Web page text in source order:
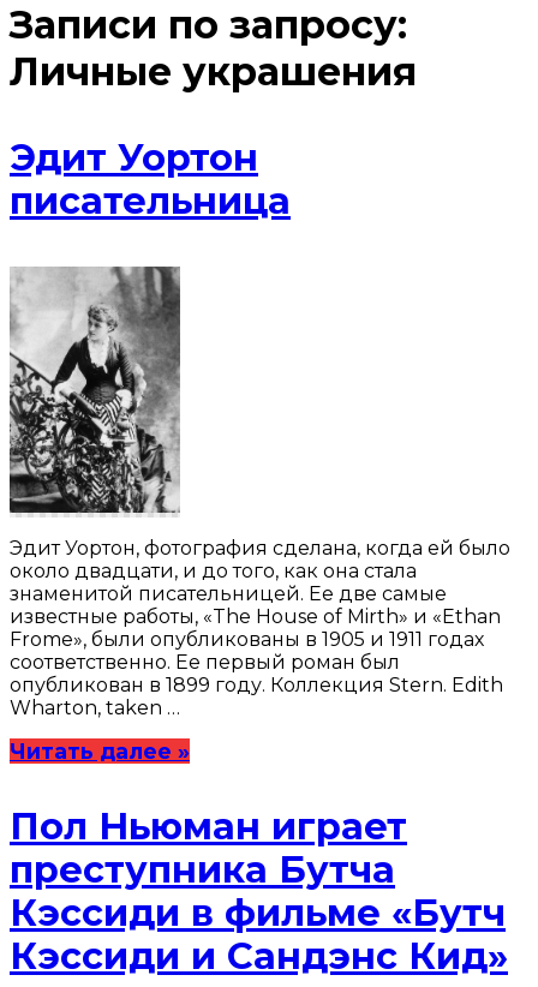
Записи по запросу:
Личные украшения
Эдит Уортон
писательница
Эдит Уортон, фотография сделана, когда ей было
около двадцати, и до того, как она стала
знаменитой писательницей. Ее две самые
известные работы, «The House of Mirth» и «Ethan
Frome», были опубликованы в 1905 и 1911 годах
соответственно. Ее первый роман был
опубликован в 1899 году. Коллекция Stern. Edith
Wharton, taken …
Читать далее »
Пол Ньюман играет
преступника Бутча
Кэссиди в фильме «Бутч
Кэссиди и Сандэнс Кид»